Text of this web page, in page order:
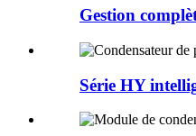
Gestion
Série HY